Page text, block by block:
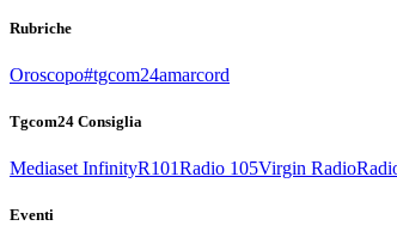
Rubriche
Oroscopo#tgcom24amarcord
Tgcom24 Consiglia
Mediaset InfinityR101Radio 105Virgin Radio
Eventi